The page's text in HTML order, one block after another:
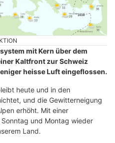
mit Kern über dem
Kaltfront zur Schweiz
heisse Luft eingeflossen.
heute und in den
und die Gewitterneigung
erhöht. Mit einer
und Montag wieder
Land.